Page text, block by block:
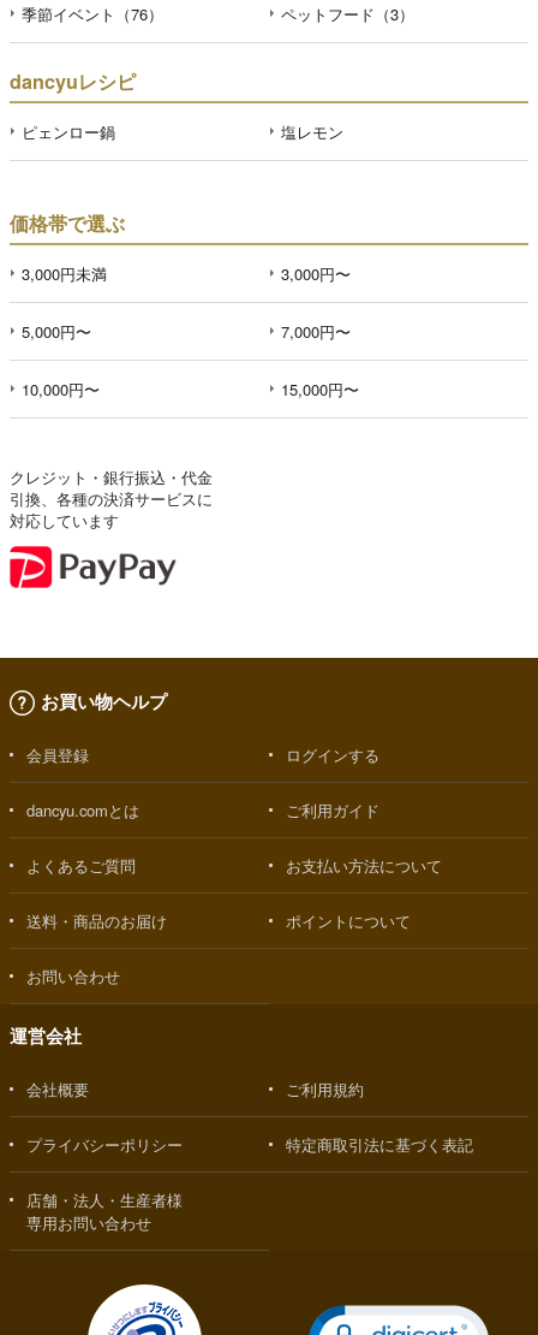
季節イベント（76） ペットフード（3）
dancyuレシピ
ピェンロー鍋 塩レモン
価格帯で選ぶ
3,000円未満 3,000円〜
5,000円〜 7,000円〜
10,000円〜 15,000円〜
クレジット・銀行振込・代金
引換、各種の決済サービスに
対応しています
お買い物ヘルプ
会員登録 ログインする
dancyu.comとは ご利用ガイド
よくあるご質問 お支払い方法について
送料・商品のお届け ポイントについて
お問い合わせ
運営会社
会社概要 ご利用規約
プライバシーポリシー 特定商取引法に基づく表記
店舗・法人・生産者様
専用お問い合わせ